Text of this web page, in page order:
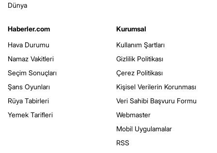
Dünya
Haberler.com
Hava Durumu
Namaz Vakitleri
Seçim Sonuçları
Şans Oyunları
Rüya Tabirleri
Yemek Tarifleri
Kurumsal
Kullanım Şartları
Gizlilik Politikası
Çerez Politikası
Kişisel Verilerin Korunması
Veri Sahibi Başvuru Formu
Webmaster
Mobil Uygulamalar
RSS